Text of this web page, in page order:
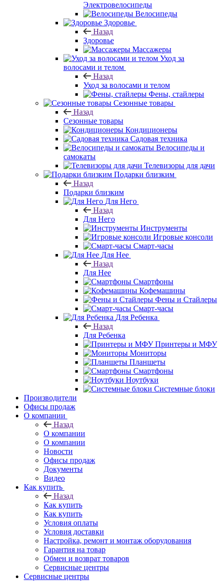
Электровелосипеды
Велосипеды
Здоровье
Назад
Здоровье
Массажеры
Уход за
волосами и телом
Назад
Уход за волосами и телом
Фены, стайлеры
Сезонные товары
Назад
Сезонные товары
Кондиционеры
Садовая техника
Велосипеды и
самокаты
Телевизоры для дачи
Подарки близким
Назад
Подарки близким
Для Него
Назад
Для Него
Инструменты
Игровые консоли
Смарт-часы
Для Нее
Назад
Для Нее
Смартфоны
Кофемашины
Фены и Стайлеры
Смарт-часы
Для Ребенка
Назад
Для Ребенка
Принтеры и МФУ
Мониторы
Планшеты
Смартфоны
Ноутбуки
Системные блоки
Производители
Офисы продаж
О компании
Назад
О компании
О компании
Новости
Офисы продаж
Документы
Видео
Как купить
Назад
Как купить
Как купить
Условия оплаты
Условия доставки
Настройка, ремонт и монтаж оборудования
Гарантия на товар
Обмен и возврат товаров
Сервисные центры
Сервисные центры